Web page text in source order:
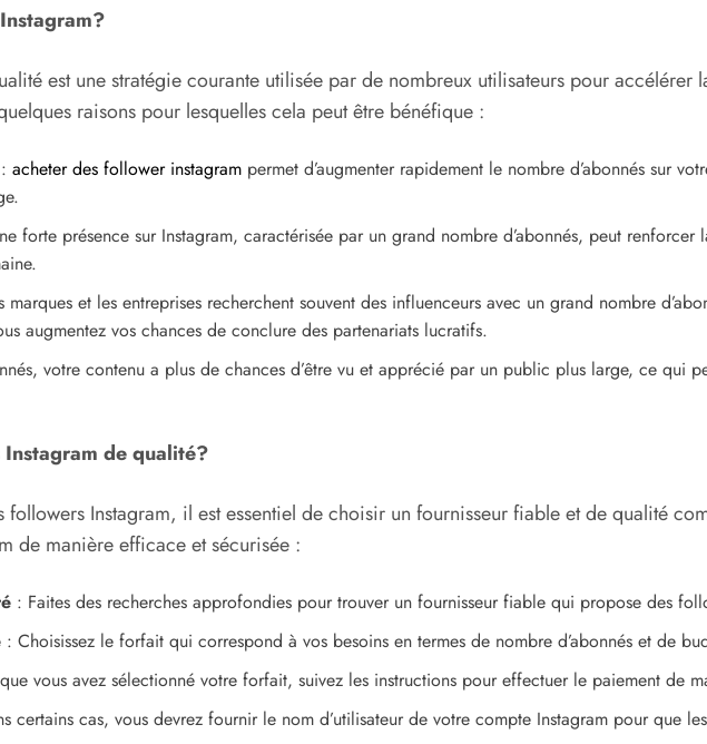
est une stratégie courante utilisée par de nombreux utilisateurs pour
raisons pour lesquelles cela peut être bénéfique :
: acheter des follower instagram permet d’augmenter rapidement le nombre d’abonnés sur
forte présence sur Instagram, caractérisée par un grand nombre d’abonnés, peut
marques et les entreprises recherchent souvent des influenceurs avec un grand nombre
augmentez vos chances de conclure des partenariats lucratifs.
votre contenu a plus de chances d’être vu et apprécié par un public plus large, ce qui
de qualité?
followers Instagram, il est essentiel de choisir un fournisseur fiable et de qualité
de manière efficace et sécurisée :
: Faites des recherches approfondies pour trouver un fournisseur fiable qui propose des
: Choisissez le forfait qui correspond à vos besoins en termes de nombre d’abonnés et de
vous avez sélectionné votre forfait, suivez les instructions pour effectuer le paiement de
certains cas, vous devrez fournir le nom d’utilisateur de votre compte Instagram pour que